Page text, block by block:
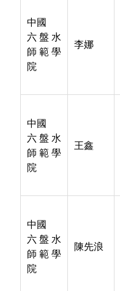
中國
六盤水
師範學
院
李娜
中國
六盤水
師範學
院
王鑫
中國
六盤水
師範學
院
陳先浪